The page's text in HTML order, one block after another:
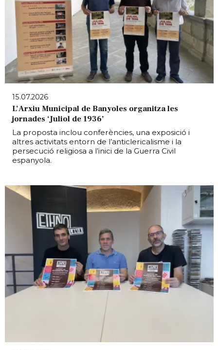
15.07.2026
L’Arxiu Municipal de Banyoles organitza les
jornades ‘Juliol de 1936’
La proposta inclou conferències, una exposició i
altres activitats entorn de l’anticlericalisme i la
persecució religiosa a l’inici de la Guerra Civil
espanyola.